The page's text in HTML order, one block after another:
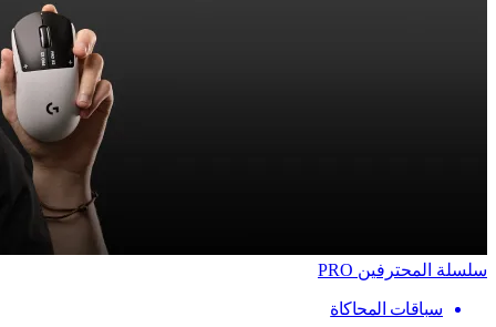
سلسلة المحترفين PRO
سباقات المحاكاة